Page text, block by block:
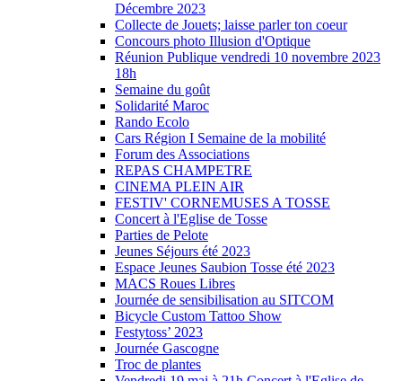
Décembre 2023
Collecte de Jouets; laisse parler ton coeur
Concours photo Illusion d'Optique
Réunion Publique vendredi 10 novembre 2023
18h
Semaine du goût
Solidarité Maroc
Rando Ecolo
Cars Région I Semaine de la mobilité
Forum des Associations
REPAS CHAMPETRE
CINEMA PLEIN AIR
FESTIV' CORNEMUSES A TOSSE
Concert à l'Eglise de Tosse
Parties de Pelote
Jeunes Séjours été 2023
Espace Jeunes Saubion Tosse été 2023
MACS Roues Libres
Journée de sensibilisation au SITCOM
Bicycle Custom Tattoo Show
Festytoss’ 2023
Journée Gascogne
Troc de plantes